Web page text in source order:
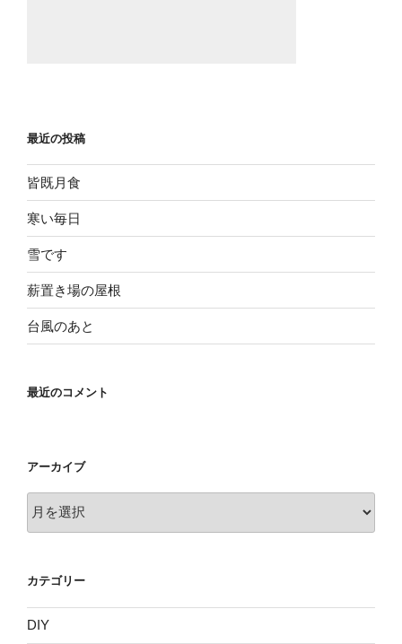
最近の投稿
皆既月食
寒い毎日
雪です
薪置き場の屋根
台風のあと
最近のコメント
アーカイブ
ー
ブ
カテゴリー
DIY